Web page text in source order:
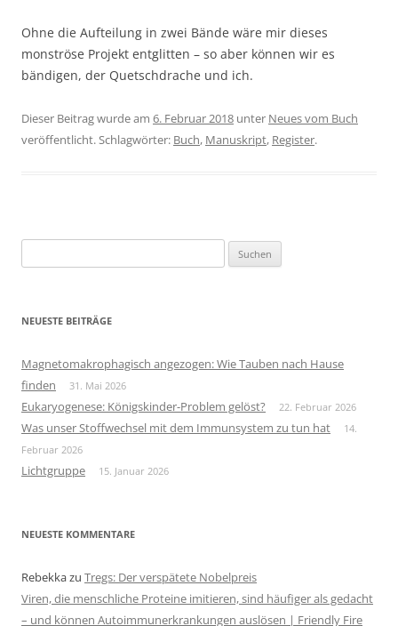
Ohne die Aufteilung in zwei Bände wäre mir dieses
monströse Projekt entglitten – so aber können wir es
bändigen, der Quetschdrache und ich.
Dieser Beitrag wurde am 6. Februar 2018 unter Neues vom Buch
veröffentlicht. Schlagwörter: Buch, Manuskript, Register.
nach:
NEUESTE BEITRÄGE
Magnetomakrophagisch angezogen: Wie Tauben nach Hause
finden
31. Mai 2026
Eukaryogenese: Königskinder-Problem gelöst? 22. Februar 2026
Was unser Stoffwechsel mit dem Immunsystem zu tun hat
14.
Februar 2026
Lichtgruppe 15. Januar 2026
NEUESTE KOMMENTARE
Rebekkazu Tregs: Der verspätete Nobelpreis
Viren, die menschliche Proteine imitieren, sind häufiger als gedacht
– und können Autoimmunerkrankungen auslösen | Friendly Fire